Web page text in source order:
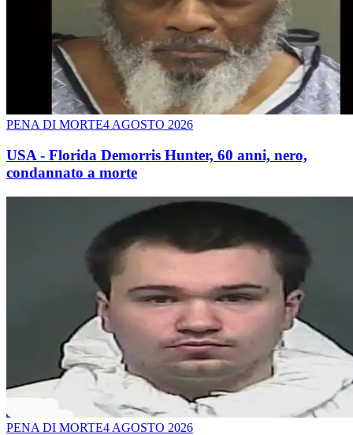
PENA DI MORTE4 AGOSTO 2026
USA - Florida Demorris Hunter, 60 anni, nero,
condannato a morte
PENA DI MORTE4 AGOSTO 2026